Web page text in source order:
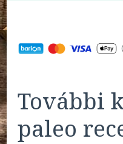
További
paleo